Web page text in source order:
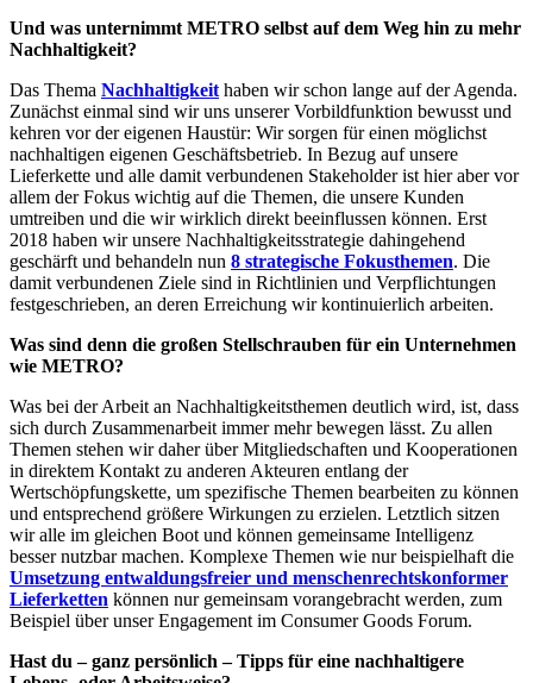
Und was unternimmt METRO selbst auf dem Weg hin zu mehr
Nachhaltigkeit?
Das Thema Nachhaltigkeit haben wir schon lange auf der Agenda.
Zunächst einmal sind wir uns unserer Vorbildfunktion bewusst und
kehren vor der eigenen Haustür: Wir sorgen für einen möglichst
nachhaltigen eigenen Geschäftsbetrieb. In Bezug auf unsere
Lieferkette und alle damit verbundenen Stakeholder ist hier aber vor
allem der Fokus wichtig auf die Themen, die unsere Kunden
umtreiben und die wir wirklich direkt beeinflussen können. Erst
2018 haben wir unsere Nachhaltigkeitsstrategie dahingehend
geschärft und behandeln nun 8 strategische Fokusthemen. Die
damit verbundenen Ziele sind in Richtlinien und Verpflichtungen
festgeschrieben, an deren Erreichung wir kontinuierlich arbeiten.
Was sind denn die großen Stellschrauben für ein Unternehmen
wie METRO?
Was bei der Arbeit an Nachhaltigkeitsthemen deutlich wird, ist, dass
sich durch Zusammenarbeit immer mehr bewegen lässt. Zu allen
Themen stehen wir daher über Mitgliedschaften und Kooperationen
in direktem Kontakt zu anderen Akteuren entlang der
Wertschöpfungskette, um spezifische Themen bearbeiten zu können
und entsprechend größere Wirkungen zu erzielen. Letztlich sitzen
wir alle im gleichen Boot und können gemeinsame Intelligenz
besser nutzbar machen. Komplexe Themen wie nur beispielhaft die
Umsetzung entwaldungsfreier und menschenrechtskonformer
Lieferketten können nur gemeinsam vorangebracht werden, zum
Beispiel über unser Engagement im Consumer Goods Forum.
Hast du – ganz persönlich – Tipps für eine nachhaltigere